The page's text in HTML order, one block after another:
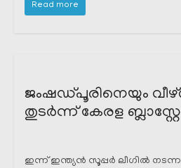
Read more
ജംഷഡ്പൂരിനെയും
തുടർന്ന് കേരള
ഇന്ന് ഇന്ത്യൻ സൂപ്പർ ലീഗിൽ